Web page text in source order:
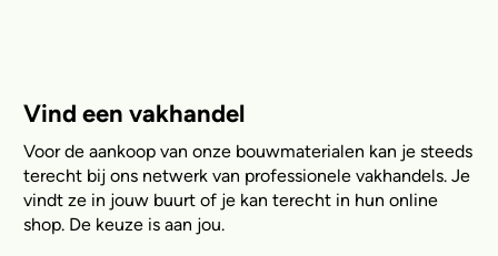
Vind een vakhandel
Voor de aankoop van onze bouwmaterialen kan je steeds
terecht bij ons netwerk van professionele vakhandels. Je
vindt ze in jouw buurt of je kan terecht in hun online
shop. De keuze is aan jou.